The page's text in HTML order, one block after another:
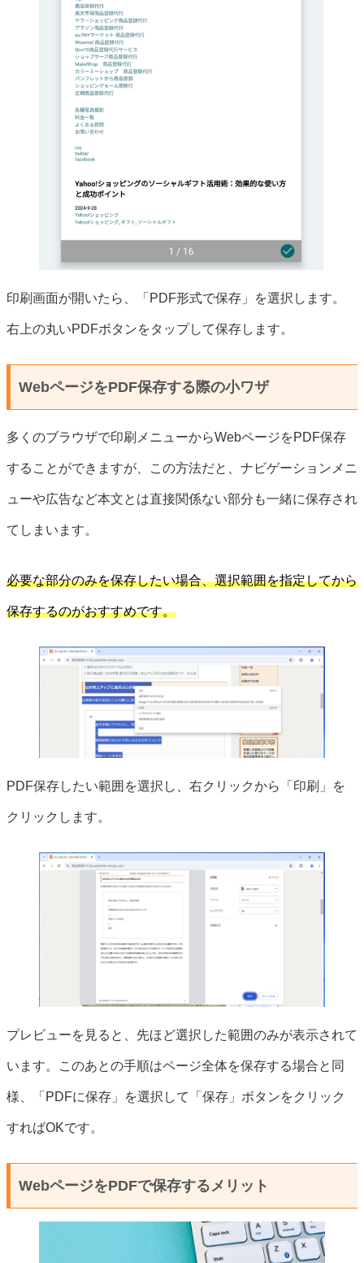
印刷画面が開いたら、「PDF形式で保存」を選択します。
右上の丸いPDFボタンをタップして保存します。
WebページをPDF保存する際の小ワザ
多くのブラウザで印刷メニューからWebページをPDF保存
することができますが、この方法だと、ナビゲーションメニ
ューや広告など本文とは直接関係ない部分も一緒に保存され
てしまいます。
必要な部分のみを保存したい場合、選択範囲を指定してから
保存するのがおすすめです。
PDF保存したい範囲を選択し、右クリックから「印刷」を
クリックします。
プレビューを見ると、先ほど選択した範囲のみが表示されて
います。このあとの手順はページ全体を保存する場合と同
様、「PDFに保存」を選択して「保存」ボタンをクリック
すればOKです。
WebページをPDFで保存するメリット